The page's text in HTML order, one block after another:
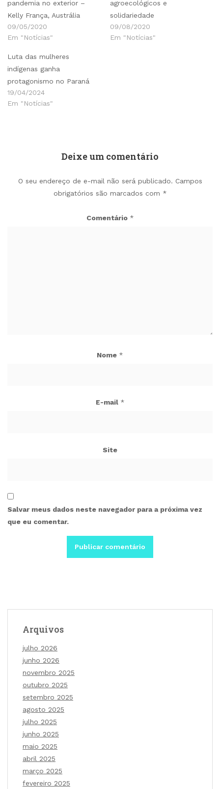
pandemia no exterior –
Kelly França, Austrália
09/05/2020
Em "Notícias"
agroecológicos e
solidariedade
09/08/2020
Em "Notícias"
Luta das mulheres
indígenas ganha
protagonismo no Paraná
19/04/2024
Em "Notícias"
Deixe um comentário
O seu endereço de e-mail não será publicado. Campos
obrigatórios são marcados com *
Comentário *
Nome *
E-mail *
Site
Salvar meus dados neste navegador para a próxima vez
que eu comentar.
Arquivos
julho 2026
junho 2026
novembro 2025
outubro 2025
setembro 2025
agosto 2025
julho 2025
junho 2025
maio 2025
abril 2025
março 2025
fevereiro 2025